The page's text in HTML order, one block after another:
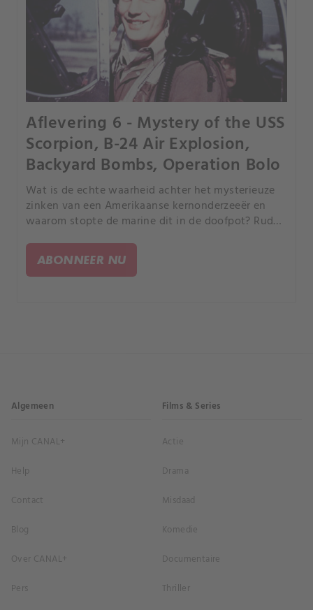
Aflevering 6 - Mystery of the USS
Scorpion, B-24 Air Explosion,
Backyard Bombs, Operation Bolo
Wat is de echte waarheid achter het mysterieuze
zinken van een Amerikaanse kernonderzeeër en
waarom stopte de marine dit in de doofpot? Rudy
achter de meest mysterieuze films en opnames uit
de historie.
ABONNEER NU
Algemeen
Mijn CANAL+
Help
Contact
Blog
Over CANAL+
Pers
Films & Series
Actie
Drama
Misdaad
Komedie
Documentaire
Thriller